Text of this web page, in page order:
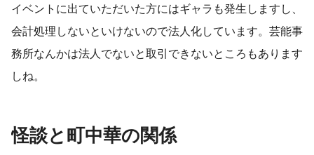
イベントに出ていただいた方にはギャラも発生しますし、
会計処理しないといけないので法人化しています。芸能事
務所なんかは法人でないと取引できないところもあります
しね。
怪談と町中華の関係